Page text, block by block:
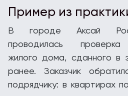
Пример из
В городе Аксай
проводилась проверка
жилого дома, сданного в
ранее. Заказчик
подрядчику: в квартирах